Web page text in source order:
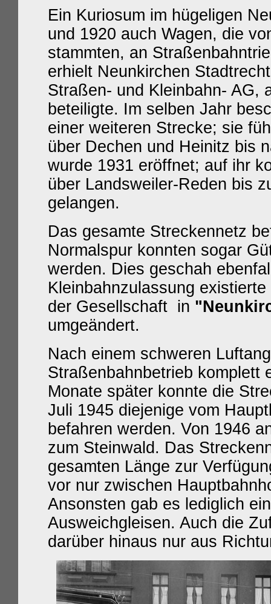
Ein Kuriosum im hügeligen
und 1920 auch Wagen, die
stammten, an
erhielt Neunkirchen
Straßen- und Kleinbahn- AG,
beteiligte. Im selben Jahr
einer weiteren Strecke; sie
über Dechen und Heinitz bis
wurde 1931 eröffnet; auf ihr
über Landsweiler-Reden bis
gelangen.
Das gesamte Streckennetz
Normalspur konnten sogar
werden. Dies geschah
Kleinbahnzulassung
der Gesellschaft in
umgeändert.
Nach einem schweren
Straßenbahnbetrieb komplett
Monate später konnte die
Juli 1945 diejenige vom
befahren werden. Von 1946
zum Steinwald. Das
gesamten Länge zur
vor nur zwischen
Ansonsten gab es lediglich
Ausweichgleisen. Auch die
darüber hinaus nur aus